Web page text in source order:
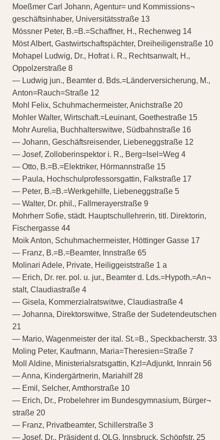
Moeßmer Carl Johann, Agentur= und Kommissions¬
geschäftsinhaber, Universitätsstraße 13
Mössner Peter, B.=B.=Schaffner, H., Rechenweg 14
Möst Albert, Gastwirtschaftspächter, Dreiheiligenstraße 10
Mohapel Ludwig, Dr., Hofrat i. R., Rechtsanwalt, H.,
Oppolzerstraße 8
— Ludwig jun., Beamter d. Bds.=Länderversicherung, M.,
Anton=Rauch=Straße 12
Mohl Felix, Schuhmachermeister, Anichstraße 20
Mohler Walter, Wirtschaft.=Leuinant, Goethestraße 15
Mohr Aurelia, Buchhalterswitwe, Südbahnstraße 16
— Johann, Geschäftsreisender, Liebeneggstraße 12
— Josef, Zolloberinspektor i. R., Berg=Isel=Weg 4
— Otto, B.=B.=Elektriker, Hörmannstraße 15
— Paula, Hochschulprofessorsgattin, Falkstraße 17
— Peter, B.=B.=Werkgehilfe, Liebeneggstraße 5
— Walter, Dr. phil., Fallmerayerstraße 9
Mohrherr Sofie, städt. Hauptschullehrerin, titl. Direktorin,
Fischergasse 44
Moik Anton, Schuhmachermeister, Höttinger Gasse 17
— Franz, B.=B.=Beamter, Innstraße 65
Molinari Adele, Private, Heiliggeiststraße 1 a
— Erich, Dr. rer. pol. u. jur., Beamter d. Lds.=Hypoth.=An¬
stalt, Claudiastraße 4
— Gisela, Kommerzialratswitwe, Claudiastraße 4
— Johanna, Direktorswitwe, Straße der Sudetendeutschen
21
— Mario, Wagenmeister der ital. St.=B., Speckbacherstr. 33
Moling Peter, Kaufmann, Maria=Theresien=Straße 7
Moll Aldine, Ministerialsratsgattin, Kzl=Adjunkt, Innrain 56
— Anna, Kindergärtnerin, Mariahilf 28
— Emil, Selcher, Amthorstraße 10
— Erich, Dr., Probelehrer im Bundesgymnasium, Bürger¬
straße 20
— Franz, Privatbeamter, Schillerstraße 3
— Josef, Dr., Präsident d. OLG. Innsbruck, Schöpfstr. 25